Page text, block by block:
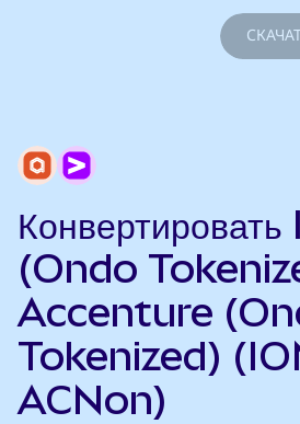
(Ondo
Accenture
Tokenized)
ACNon)